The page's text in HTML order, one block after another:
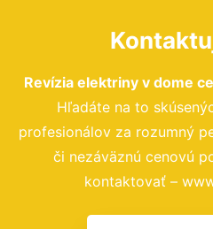
Revízia elektriny v dome
Hľadáte na to
profesionálov za rozumný
či nezáväznú cenovú
kontaktovať –